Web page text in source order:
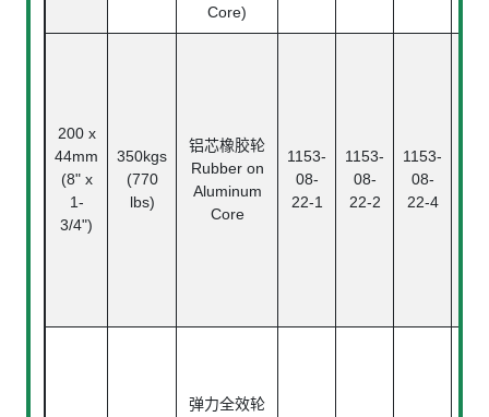
Core)
200 x
44mm
(8" x
1-
3/4")
350kgs
(770
lbs)
铝芯橡胶轮
Rubber on
Aluminum
Core
1153-
08-
22-1
1153-
08-
22-2
1153-
08-
22-4
弹力全效轮